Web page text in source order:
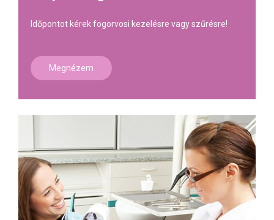
Időpontot kérek fogorvosi kezelésre vagy szűrésre!
Megnézem